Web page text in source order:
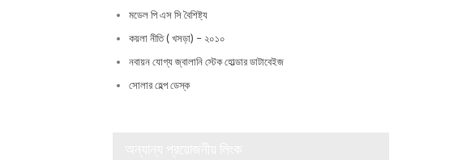
মডেল পি এস সি বৈশিষ্ট্য
কয়লা নীতি ( খসড়া) – ২০১০
নবায়ন যোগ্য জ্বালানি স্টেক হোল্ডার ডাটাবেইজ
সোলার হেল্প ডেস্ক